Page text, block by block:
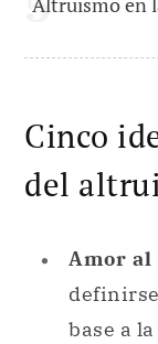
Cinco
del
Amor
base a